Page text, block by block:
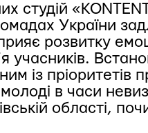
студій
України
розвитку
учасників.
із
в часи
області,